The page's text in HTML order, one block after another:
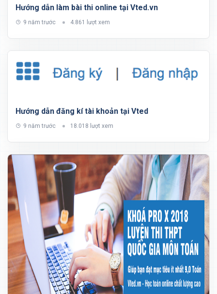
Hướng dẫn làm bài thi online tại Vted.vn
9 năm trước 4.861 lượt xem
Hướng dẫn đăng kí tài khoản tại Vted
9 năm trước 18.018 lượt xem